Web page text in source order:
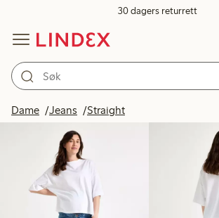
30 dagers returrett
Dame Jeans Straight